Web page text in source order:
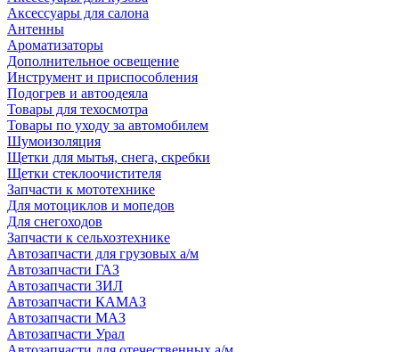
Аксессуары для салона
Антенны
Ароматизаторы
Дополнительное освещение
Инструмент и приспособления
Подогрев и автоодеяла
Товары для техосмотра
Товары по уходу за автомобилем
Шумоизоляция
Щетки для мытья, снега, скребки
Щетки стеклоочистителя
Запчасти к мототехнике
Для мотоциклов и мопедов
Для снегоходов
Запчасти к сельхозтехнике
Автозапчасти для грузовых а/м
Автозапчасти ГАЗ
Автозапчасти ЗИЛ
Автозапчасти КАМАЗ
Автозапчасти МАЗ
Автозапчасти Урал